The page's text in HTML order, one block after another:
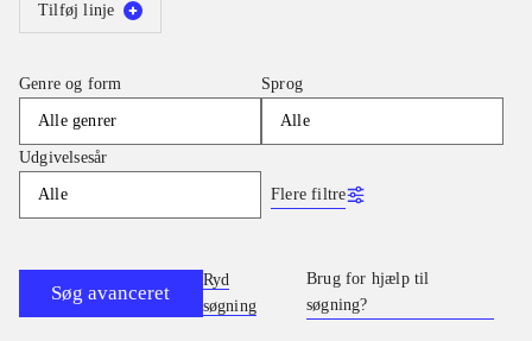
Tilføj linje
Genre og form
Alle genrer
Sprog
Alle
Udgivelsesår
Alle Flere filtre
Søg avanceret
Ryd
søgning
Brug for hjælp til
søgning?